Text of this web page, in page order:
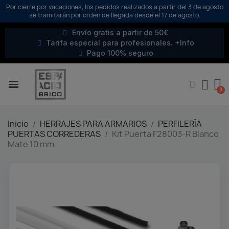
Por cierre por vacaciones, los pedidos realizados a partir del 3 de agosto
se tramitarán por orden de llegada desde el 17 de agosto.
Envío gratis a partir de 50€
Tarifa especial para profesionales. +Info
Pago 100% seguro
Inicio HERRAJES PARA ARMARIOS
PERFILERÍA
PUERTAS CORREDERAS
Kit Puerta F28003-R Blanco
Mate 10 mm